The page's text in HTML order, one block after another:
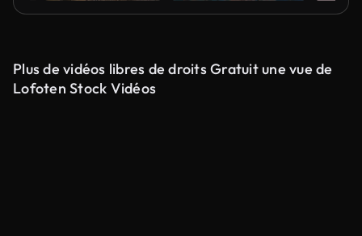
Plus de vidéos libres de droits Gratuit une vue de
Lofoten Stock Vidéos